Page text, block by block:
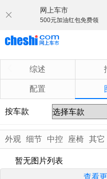
网上车市
500元加油红包免费领
综述
配置
按车款
外观 细节 中控 座椅 其它
暂无图片列表
查看